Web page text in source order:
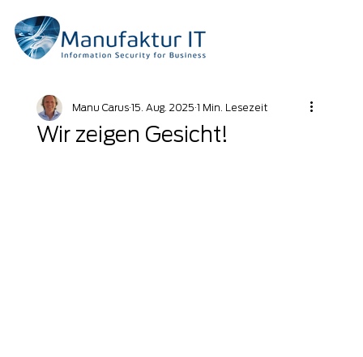
Wir zeigen Gesicht!
Manu Carus 15. Aug. 2025 1 Min. Lesezeit